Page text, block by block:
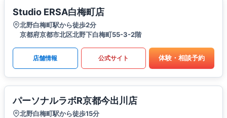
Studio ERSA白梅町店
北野白梅町駅から徒歩2分
京都府京都市北区北野下白梅町55-3-2階
店舗情報 公式サイト 体験・相談予約
パーソナルラボR京都今出川店
北野白梅町駅から徒歩15分